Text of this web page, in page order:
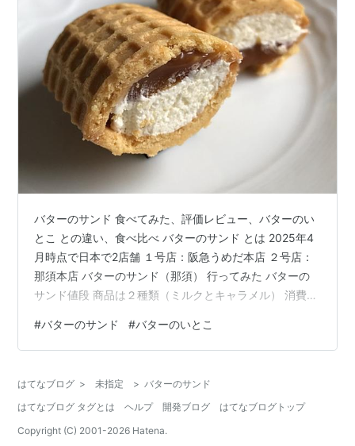
バターのサンド 食べてみた、評価レビュー、バターのい
とこ との違い、食べ比べ バターのサンド とは 2025年4
月時点で日本で2店舗 １号店：阪急うめだ本店 ２号店：
那須本店 バターのサンド（那須） 行ってみた バターの
サンド値段 商品は２種類（ミルクとキャラメル） 消費期
バターのいとこ 大谷翔平の真美子夫人 バターのいとこ
大丸東京店 「バターのサンド」と「バターのいとこ」特
ターのサンド」と「バターのいとこ」違いについて（カ
ロリーも比較） 違い（外側） 違い（中味） 無脂肪乳と
ロ…
#バターのサンド #バターのいとこ
はてなブログ > 未指定 > バターのサンド
はてなブログ タグとは
ヘルプ 開発ブログ
はてなブログトップ
Copyright (C) 2001-2026 Hatena.